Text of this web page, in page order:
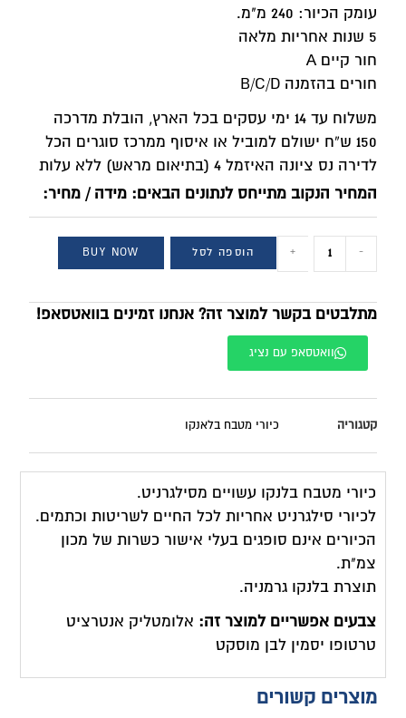
עומק הכיור: 240 מ"מ.
5 שנות אחריות מלאה
חור קיים A
חורים בהזמנה B/C/D
משלוח עד 14 ימי עסקים בכל הארץ, הובלת מדרכה
150 ש”ח ישולם למוביל או איסוף ממרכז סוגרים הכל
לדירה נס ציונה האיזמל 4 (בתיאום מראש) ללא עלות
המחיר הנקוב מתייחס לנתונים הבאים: מידה / מחיר:
-
+ הוספה לסל BUY NOW
מתלבטים בקשר למוצר זה? אנחנו זמינים בוואטסאפ!
וואטסאפ עם נציג
קטגוריה כיורי מטבח בלאנקו
כיורי מטבח בלנקו עשויים מסילגרניט.
לכיורי סילגרניט אחריות לכל החיים לשריטות וכתמים.
הכיורים אינם סופגים בעלי אישור כשרות של מכון
צמ"ת.
תוצרת בלנקו גרמניה.
צבעים אפשריים למוצר זה: אלומטליק אנטרציט
טרטופו יסמין לבן מוסקט
מוצרים קשורים